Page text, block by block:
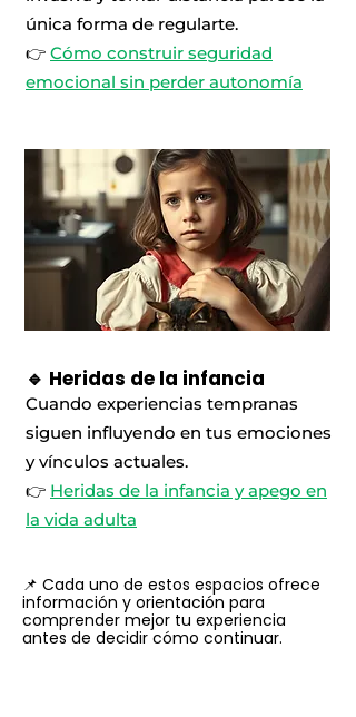
única forma de regularte.
👉 Cómo construir seguridad
emocional sin perder autonomía
🔹 Heridas de la infancia
Cuando experiencias tempranas
siguen influyendo en tus emociones
y vínculos actuales.
👉 Heridas de la infancia y apego en
la vida adulta
​📌 Cada uno de estos espacios ofrece
información y orientación para
comprender mejor tu experiencia
antes de decidir cómo continuar.